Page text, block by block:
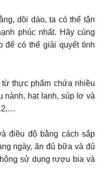
dồi dào, ta có thể tận
phúc nhất. Hãy cùng
để có thể giải quyết tình
thực phẩm chứa nhiều
nành, hạt lanh, súp lơ và
điều độ bằng cách sắp
ngày, ăn đủ bữa và đủ
sử dụng rượu bia và